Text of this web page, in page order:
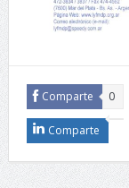
Comparte 0
Comparte